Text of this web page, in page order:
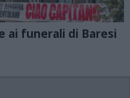
ai funerali di Baresi